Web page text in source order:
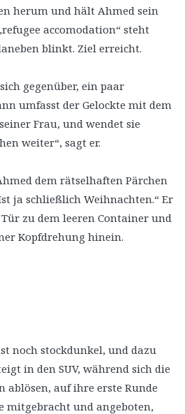
herum und hält Ahmed sein
accomodation“ steht
blinkt. Ziel erreicht.
gegenüber, ein paar
umfasst der Gelockte mit dem
Frau, und wendet sie
weiter“, sagt er.
dem rätselhaften Pärchen
ja schließlich Weihnachten.“ Er
zu dem leeren Container und
Kopfdrehung hinein.
noch stockdunkel, und dazu
in den SUV, während sich die
ablösen, auf ihre erste Runde
mitgebracht und angeboten,